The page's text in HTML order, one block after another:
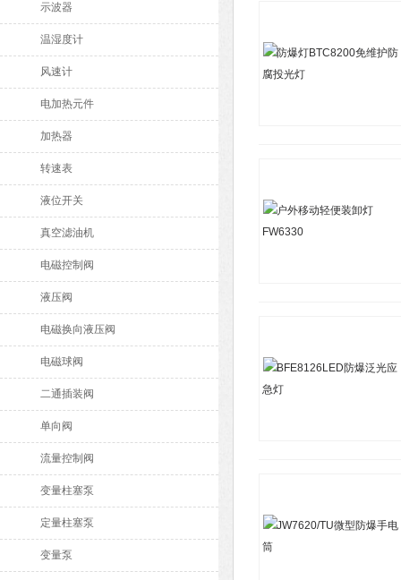
示波器
温湿度计
风速计
电加热元件
加热器
转速表
液位开关
真空滤油机
电磁控制阀
液压阀
电磁换向液压阀
电磁球阀
二通插装阀
单向阀
流量控制阀
变量柱塞泵
定量柱塞泵
变量泵